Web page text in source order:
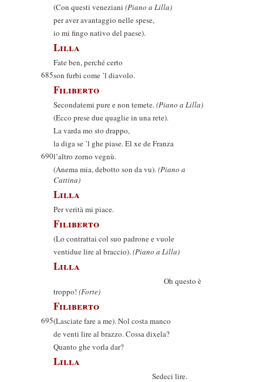
(Con questi veneziani (Piano a Lilla)
per aver avantaggio nelle spese,
io mi fingo nativo del paese).
Lilla
Fate ben, perché certo
685son furbi come ’l diavolo.
Filiberto
Secondatemi pure e non temete.(Piano a Lilla)
(Ecco prese due quaglie in una rete).
La varda mo sto drappo,
la diga se ’l ghe piase. El xe de Franza
690l’altro zorno vegnù.
(Anema mia, debotto son da vu).(Piano a
Cattina)
Lilla
Per verità mi piace.
Filiberto
(Lo contrattai col suo padrone e vuole
ventidue lire al braccio).(Piano a Lilla)
Lilla
Oh questo è
troppo! (Forte)
Filiberto
695(Lasciate fare a me). Nol costa manco
de venti lire al brazzo. Cossa dixela?
Quanto ghe vorla dar?
Lilla
Sedeci lire.